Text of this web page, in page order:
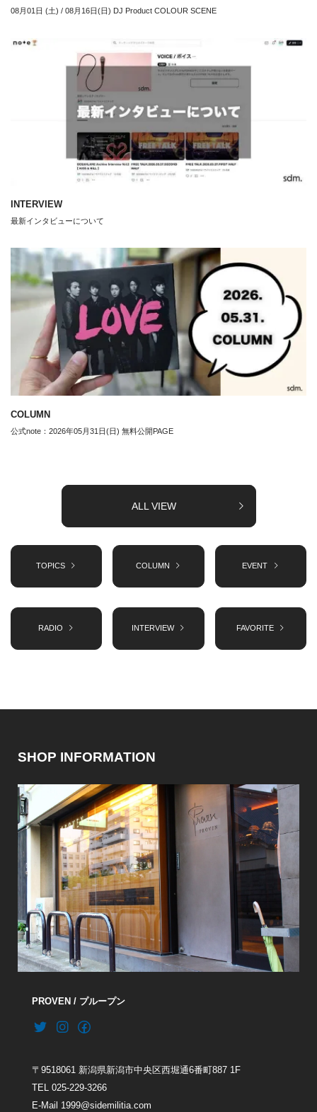
08月01日 (土) / 08月16日(日) DJ Product COLOUR SCENE
INTERVIEW
最新インタビューについて
COLUMN
公式note：2026年05月31日(日) 無料公開PAGE
ALL VIEW
TOPICS COLUMN EVENT
RADIO INTERVIEW FAVORITE
SHOP INFORMATION
PROVEN / プループン
〒9518061 新潟県新潟市中央区西堀通6番町887 1F
TEL 025-229-3266
E-Mail 1999@sidemilitia.com